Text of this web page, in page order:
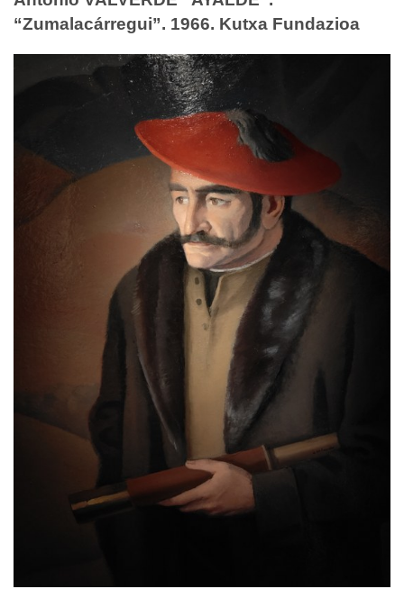
“Zumalacárregui”. 1966. Kutxa Fundazioa